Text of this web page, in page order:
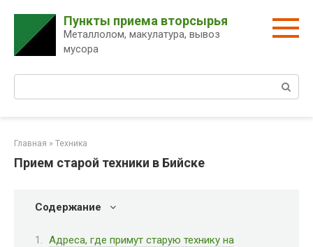
контенту
Пункты приема вторсырья
Металлолом, макулатура, вывоз
мусора
Главная » Техника
Прием старой техники в Бийске
Содержание
Адреса, где примут старую технику на